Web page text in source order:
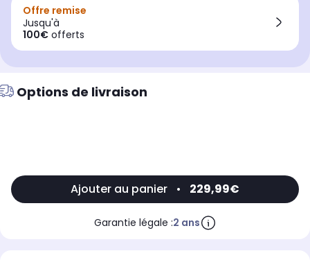
Offre remise
Jusqu'à
100€ offerts
Options de livraison
Ajouter au panier • 229,99€
Garantie légale :2 ans